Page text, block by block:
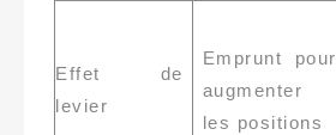
Effet de
levier
Emprunt pour
augmenter
les positions